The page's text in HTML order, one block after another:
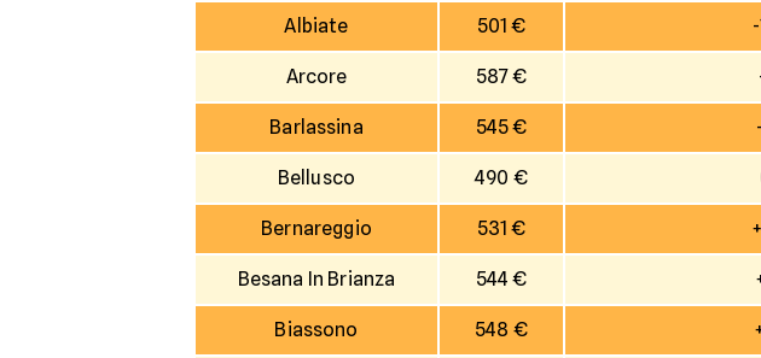
Albiate 501 €
Arcore 587 €
Barlassina 545 €
Bellusco 490 €
Bernareggio 531 €
Besana In Brianza 544 €
Biassono 548 €